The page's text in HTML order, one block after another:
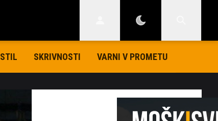
STIL SKRIVNOSTI VARNI V PROMETU